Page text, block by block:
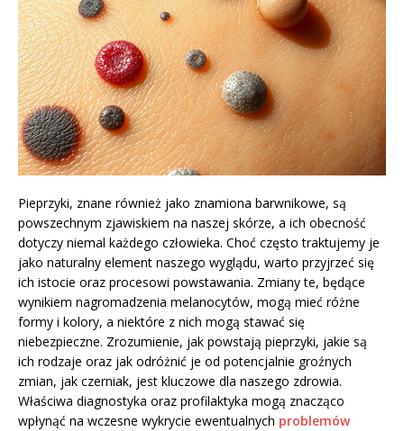
Pieprzyki, znane również jako znamiona barwnikowe, są
powszechnym zjawiskiem na naszej skórze, a ich obecność
dotyczy niemal każdego człowieka. Choć często traktujemy je
jako naturalny element naszego wyglądu, warto przyjrzeć się
ich istocie oraz procesowi powstawania. Zmiany te, będące
wynikiem nagromadzenia melanocytów, mogą mieć różne
formy i kolory, a niektóre z nich mogą stawać się
niebezpieczne. Zrozumienie, jak powstają pieprzyki, jakie są
ich rodzaje oraz jak odróżnić je od potencjalnie groźnych
zmian, jak czerniak, jest kluczowe dla naszego zdrowia.
Właściwa diagnostyka oraz profilaktyka mogą znacząco
wpłynąć na wczesne wykrycie ewentualnych problemów